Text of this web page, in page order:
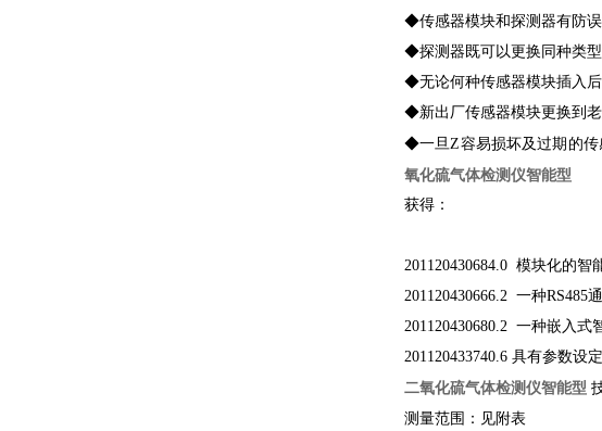
◆传感器模块和探测器有防
◆探测器既可以更换同种类型
◆无论何种传感器模块插入后
◆新出厂传感器模块更换到老
◆一旦Z容易损坏及过期的传
氧化硫气体检测仪智能型
获得：
201120430684.0 模块化的智
201120430666.2 一种RS485
201120430680.2 一种嵌入式
201120433740.6 具有参数设
二氧化硫气体检测仪智能型
测量范围：见附表